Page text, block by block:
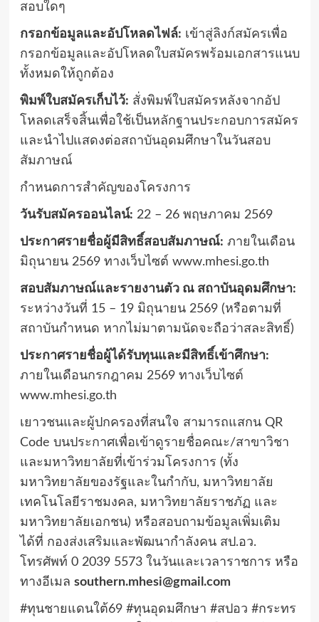
สอบใดๆ
กรอกข้อมูลและอัปโหลดไฟล์: เข้าสู่ลิงก์สมัครเพื่อ
กรอกข้อมูลและอัปโหลดใบสมัครพร้อมเอกสารแนบ
ทั้งหมดให้ถูกต้อง
พิมพ์ใบสมัครเก็บไว้: สั่งพิมพ์ใบสมัครหลังจากอัป
โหลดเสร็จสิ้นเพื่อใช้เป็นหลักฐานประกอบการสมัคร
และนำไปแสดงต่อสถาบันอุดมศึกษาในวันสอบ
สัมภาษณ์
กำหนดการสำคัญของโครงการ
วันรับสมัครออนไลน์: 22 – 26 พฤษภาคม 2569
ประกาศรายชื่อผู้มีสิทธิ์สอบสัมภาษณ์: ภายในเดือน
มิถุนายน 2569 ทางเว็บไซต์ www.mhesi.go.th
สอบสัมภาษณ์และรายงานตัว ณ สถาบันอุดมศึกษา:
ระหว่างวันที่ 15 – 19 มิถุนายน 2569 (หรือตามที่
สถาบันกำหนด หากไม่มาตามนัดจะถือว่าสละสิทธิ์)
ประกาศรายชื่อผู้ได้รับทุนและมีสิทธิ์เข้าศึกษา:
ภายในเดือนกรกฎาคม 2569 ทางเว็บไซต์
www.mhesi.go.th
เยาวชนและผู้ปกครองที่สนใจ สามารถแสกน QR
Code บนประกาศเพื่อเข้าดูรายชื่อคณะ/สาขาวิชา
และมหาวิทยาลัยที่เข้าร่วมโครงการ (ทั้ง
มหาวิทยาลัยของรัฐและในกำกับ, มหาวิทยาลัย
เทคโนโลยีราชมงคล, มหาวิทยาลัยราชภัฏ และ
มหาวิทยาลัยเอกชน) หรือสอบถามข้อมูลเพิ่มเติม
ได้ที่ กองส่งเสริมและพัฒนากำลังคน สป.อว.
โทรศัพท์ 0 2039 5573 ในวันและเวลาราชการ หรือ
ทางอีเมล southern.mhesi@gmail.com
#ทุนชายแดนใต้69 #ทุนอุดมศึกษา #สปอว #กระทร